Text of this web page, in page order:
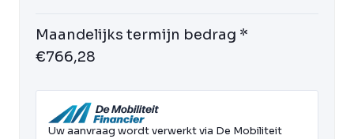
Maandelijks termijn bedrag *
€766,28
Uw aanvraag wordt verwerkt via De Mobiliteit